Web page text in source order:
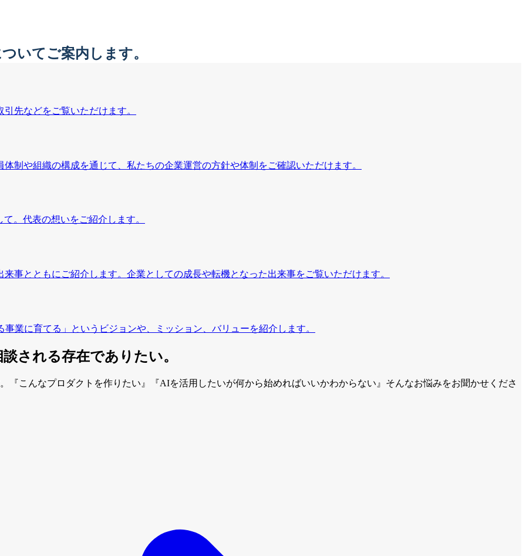
いてご案内します。
先などをご覧いただけます。
制や組織の構成を通じて、私たちの企業運営の方針や体制をご確認いただけます。
。代表の想いをご紹介します。
事とともにご紹介します。企業としての成長や転機となった出来事をご覧いただけます。
業に育てる」というビジョンや、ミッション、バリューを紹介します。
される存在でありたい。
こんなプロダクトを作りたい』『AIを活用したいが何から始めればいいかわからない』そんなお悩みをお聞かせくださ